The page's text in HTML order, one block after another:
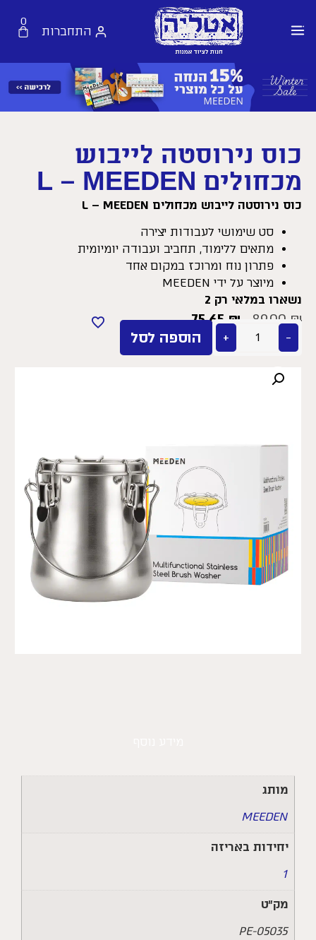
התחברות
0
כוס נירוסטה לייבוש
מכחולים L – MEEDEN
כוס נירוסטה לייבוש מכחולים L – MEEDEN
סט שימושי לעבודות יצירה
מתאים ללימוד, תחביב ועבודה יומיומית
פתרון נוח ומרוכז במקום אחד
מיוצר על ידי MEEDEN
נשארו במלאי רק 2
89.00₪
75.65₪
−
+ הוספה לסל
מותג
MEEDEN
יחידות באריזה
1
מק״ט
PE-05035